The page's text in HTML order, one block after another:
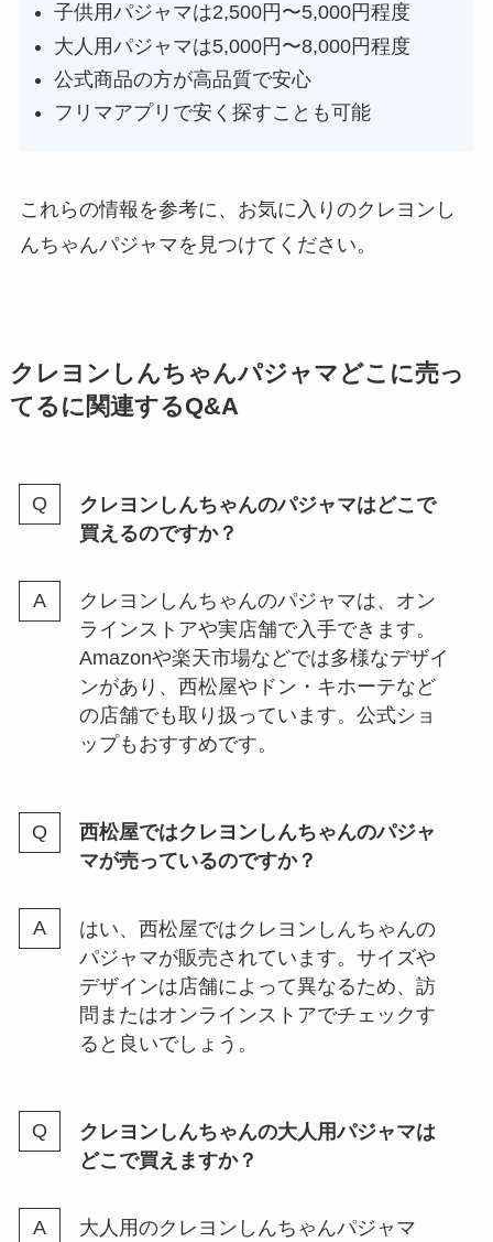
子供用パジャマは2,500円〜5,000円程度
大人用パジャマは5,000円〜8,000円程度
公式商品の方が高品質で安心
フリマアプリで安く探すことも可能
これらの情報を参考に、お気に入りのクレヨンし
んちゃんパジャマを見つけてください。
クレヨンしんちゃんパジャマどこに売っ
てるに関連するQ&A
クレヨンしんちゃんのパジャマはどこで
買えるのですか？
クレヨンしんちゃんのパジャマは、オン
ラインストアや実店舗で入手できます。
Amazonや楽天市場などでは多様なデザイ
ンがあり、西松屋やドン・キホーテなど
の店舗でも取り扱っています。公式ショ
ップもおすすめです。
西松屋ではクレヨンしんちゃんのパジャ
マが売っているのですか？
はい、西松屋ではクレヨンしんちゃんの
パジャマが販売されています。サイズや
デザインは店舗によって異なるため、訪
問またはオンラインストアでチェックす
ると良いでしょう。
クレヨンしんちゃんの大人用パジャマは
どこで買えますか？
大人用のクレヨンしんちゃんパジャマ